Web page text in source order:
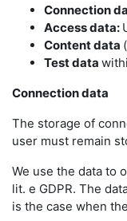
Connection
Access data:
Content data
Test data
Connection data
The storage of
user must remain
We use the data to
lit. e GDPR. The
is the case when